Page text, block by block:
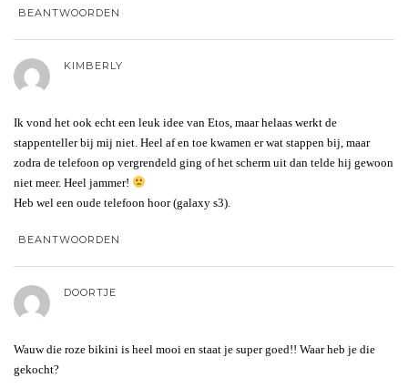
BEANTWOORDEN
KIMBERLY
Ik vond het ook echt een leuk idee van Etos, maar helaas werkt de
stappenteller bij mij niet. Heel af en toe kwamen er wat stappen bij, maar
zodra de telefoon op vergrendeld ging of het scherm uit dan telde hij gewoon
niet meer. Heel jammer!
Heb wel een oude telefoon hoor (galaxy s3).
BEANTWOORDEN
DOORTJE
Wauw die roze bikini is heel mooi en staat je super goed!! Waar heb je die
gekocht?